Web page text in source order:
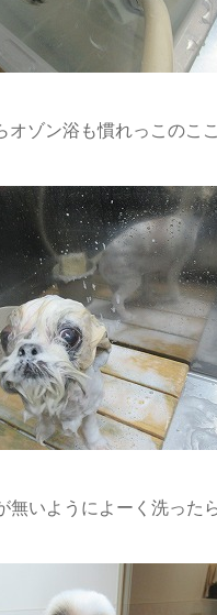
オゾン浴も慣れっこのこ
無いようによーく洗った